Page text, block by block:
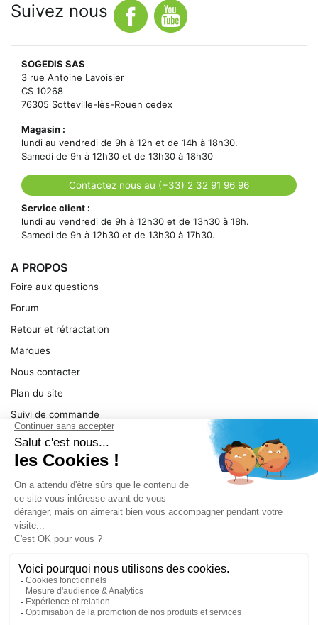
Suivez nous
SOGEDIS SAS
3 rue Antoine Lavoisier
CS 10268
76305 Sotteville-lès-Rouen cedex
Magasin :
lundi au vendredi de 9h à 12h et de 14h à 18h30.
Samedi de 9h à 12h30 et de 13h30 à 18h30
Contactez nous au (+33) 2 32 91 96 96
Service client :
lundi au vendredi de 9h à 12h30 et de 13h30 à 18h.
Samedi de 9h à 12h30 et de 13h30 à 17h30.
A PROPOS
Foire aux questions
Forum
Retour et rétractation
Marques
Nous contacter
Plan du site
Suivi de commande
Ma facture
Mentions légales
SERVICE
Pièces détachées
Dépannage
Le magasin